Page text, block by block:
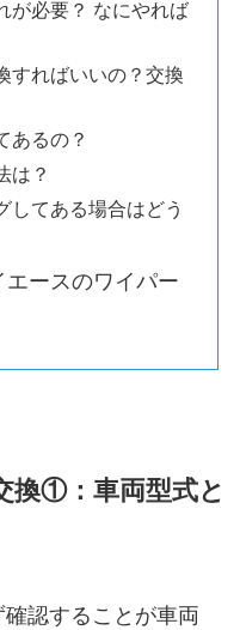
が必要？ なにやれば
すればいいの？交換
あるの？
は？
してある場合はどう
エースのワイパー
換①：車両型式と
認することが車両